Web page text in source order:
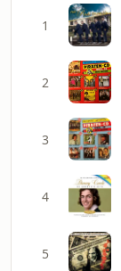
1
2
3
4
5